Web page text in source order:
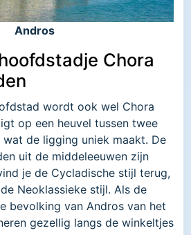
Andros
Chora
wordt ook wel Chora
op een heuvel tussen twee
de ligging uniek maakt. De
uit de middeleeuwen zijn
je de Cycladische stijl terug,
Neoklassieke stijl. Als de
bevolking van Andros van het
gezellig langs de winkeltjes